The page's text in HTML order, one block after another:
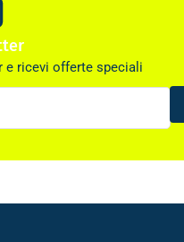
e ricevi offerte speciali